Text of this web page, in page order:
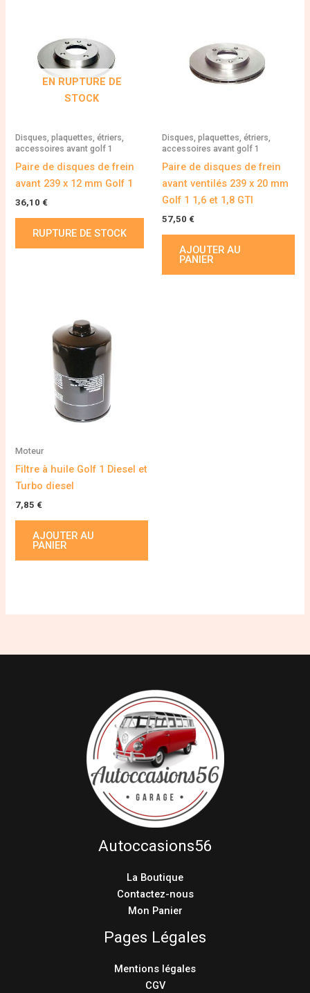
EN RUPTURE DE
STOCK
Disques, plaquettes, étriers,
accessoires avant golf 1
Paire de disques de frein
avant 239 x 12 mm Golf 1
36,10 €
RUPTURE DE STOCK
Disques, plaquettes, étriers,
accessoires avant golf 1
Paire de disques de frein
avant ventilés 239 x 20 mm
Golf 1 1,6 et 1,8 GTI
57,50 €
AJOUTER AU
PANIER
Moteur
Filtre à huile Golf 1 Diesel et
Turbo diesel
7,85 €
AJOUTER AU
PANIER
Autoccasions56
La Boutique
Contactez-nous
Mon Panier
Pages Légales
Mentions légales
CGV